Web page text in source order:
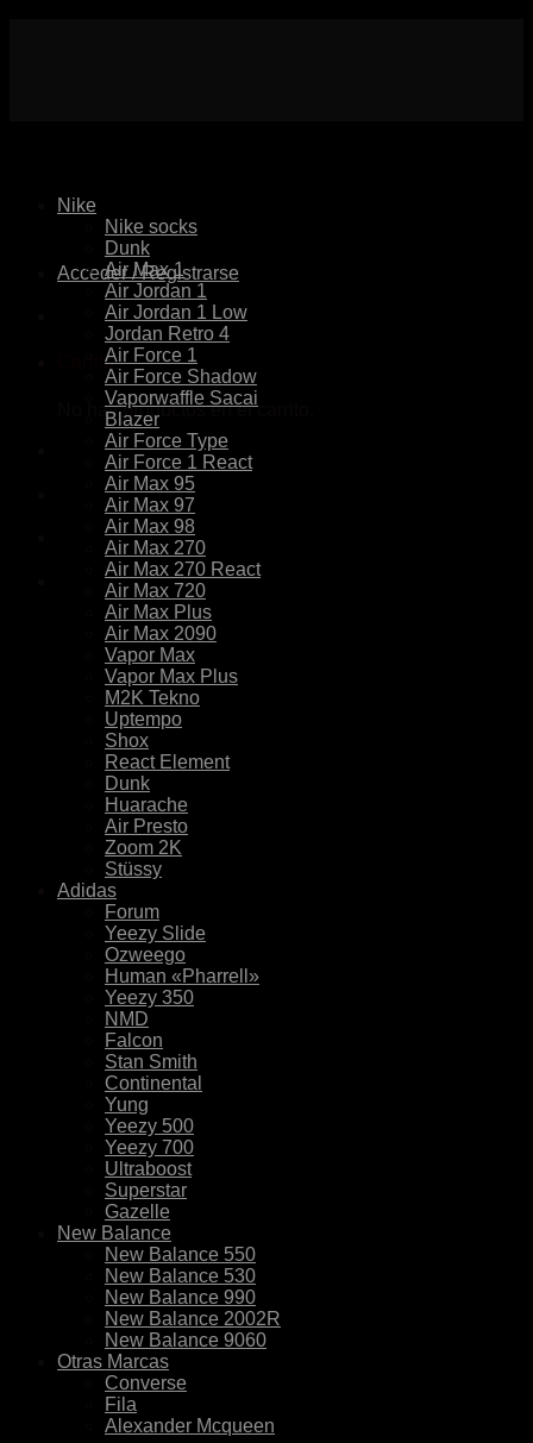
Acceder / Registrarse
Carrito
No hay productos en el carrito.
Nike
Nike socks
Dunk
Air Max 1
Air Jordan 1
Air Jordan 1 Low
Jordan Retro 4
Air Force 1
Air Force Shadow
Vaporwaffle Sacai
Blazer
Air Force Type
Air Force 1 React
Air Max 95
Air Max 97
Air Max 98
Air Max 270
Air Max 270 React
Air Max 720
Air Max Plus
Air Max 2090
Vapor Max
Vapor Max Plus
M2K Tekno
Uptempo
Shox
React Element
Dunk
Huarache
Air Presto
Zoom 2K
Stüssy
Adidas
Forum
Yeezy Slide
Ozweego
Human «Pharrell»
Yeezy 350
NMD
Falcon
Stan Smith
Continental
Yung
Yeezy 500
Yeezy 700
Ultraboost
Superstar
Gazelle
New Balance
New Balance 550
New Balance 530
New Balance 990
New Balance 2002R
New Balance 9060
Otras Marcas
Converse
Fila
Alexander Mcqueen